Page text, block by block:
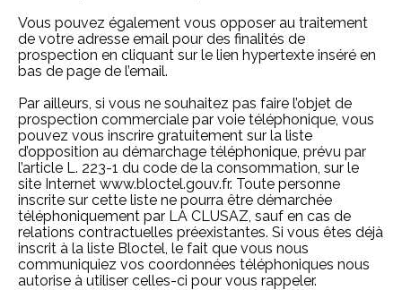
Vous pouvez également vous opposer au traitement
de votre adresse email pour des finalités de
prospection en cliquant sur le lien hypertexte inséré en
bas de page de l’email.
Par ailleurs, si vous ne souhaitez pas faire l’objet de
prospection commerciale par voie téléphonique, vous
pouvez vous inscrire gratuitement sur la liste
d’opposition au démarchage téléphonique, prévu par
l’article L. 223-1 du code de la consommation, sur le
site Internet www.bloctel.gouv.fr. Toute personne
inscrite sur cette liste ne pourra être démarchée
téléphoniquement par LA CLUSAZ, sauf en cas de
relations contractuelles préexistantes. Si vous êtes déjà
inscrit à la liste Bloctel, le fait que vous nous
communiquiez vos coordonnées téléphoniques nous
autorise à utiliser celles-ci pour vous rappeler.